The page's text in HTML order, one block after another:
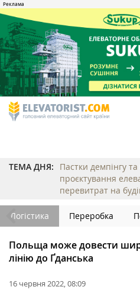
ТЕМА ДНЯ:
Пастки демпінгу та
проєктування
перевитрат на
Логістика Переробка
Польща може довести
лінію до Ґданська
16 червня 2022, 08:09